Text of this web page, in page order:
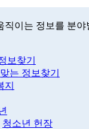
직이는 정보를 분야
보찾기
는 정보찾기
지
청소년 헌장